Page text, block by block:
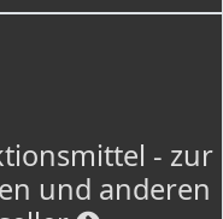
- zur
und anderen